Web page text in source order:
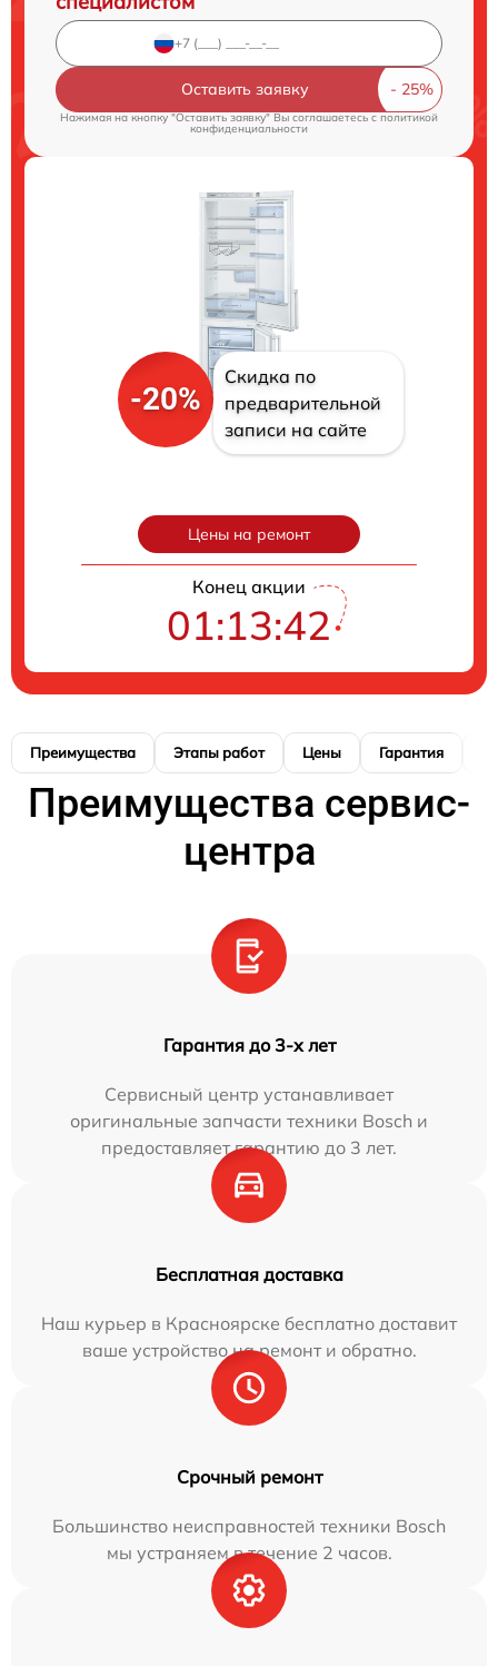
Оставить заявку
Нажимая на кнопку "Оставить заявку" Вы соглашаетесь cполитикой
конфиденциальности
-20%
Скидка по
предварительной
записи на сайте
Цены на ремонт
Конец акции
01:13:41
Преимущества Этапы работ Цены Гарантия
Преимущества сервис-
центра
Гарантия до 3-х лет
Сервисный центр устанавливает
оригинальные запчасти техники Bosch и
предоставляет гарантию до 3 лет.
Бесплатная доставка
Наш курьер в Красноярске бесплатно доставит
ваше устройство на ремонт и обратно.
Срочный ремонт
Большинство неисправностей техники Bosch
мы устраняем в течение 2 часов.